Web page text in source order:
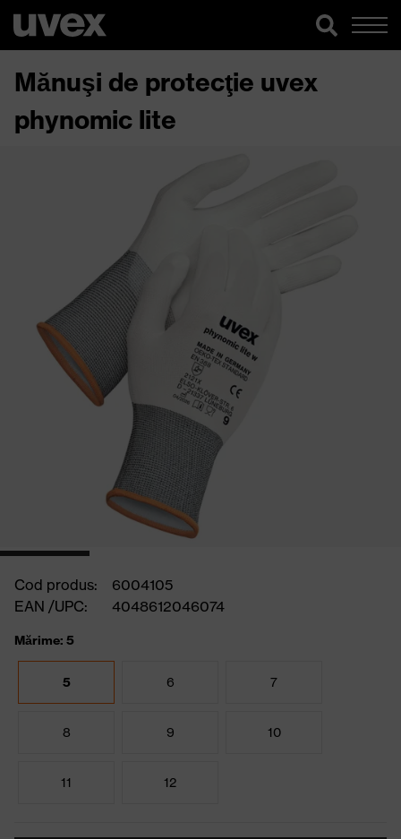
Mănuşi de protecţie uvex
phynomic lite
Cod produs:
6004105
EAN /UPC:
4048612046074
Mărime: 5
5 6 7
8 9 10
11 12